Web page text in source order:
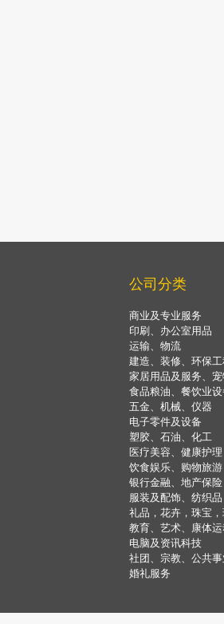
公司分类
商业及专业服务
印刷、办公室用品
运输、物流
建造、装修、环保工
家居用品及服务、宠
食品粮油、餐饮业设
五金、机械、仪器
电子零件及设备
塑胶、石油、化工
医疗美容、健康护理
饮食娱乐、购物旅游
银行金融、地产保险
服装及配饰、纺织品
礼品，花卉，珠宝
教育、艺术、康体运
电脑及资讯科技
社团、宗教、公共事
婚礼服务